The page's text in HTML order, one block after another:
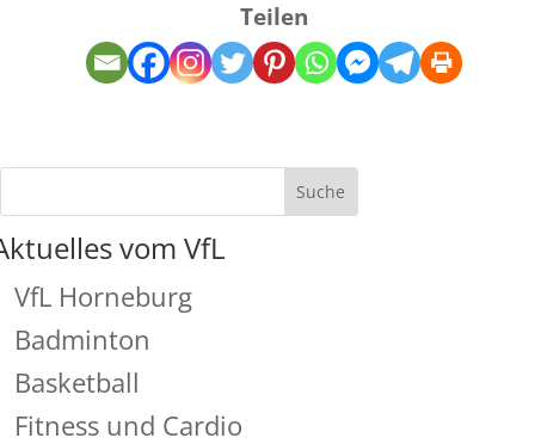
Teilen
vom VfL
VfL Horneburg
Badminton
Basketball
Fitness und Cardio